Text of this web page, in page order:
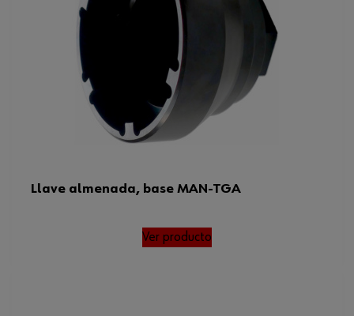
Llave almenada, base MAN-TGA
Ver producto